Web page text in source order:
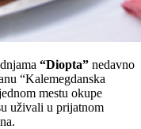
“Diopta” nedavno
“Kalemegdanska
mestu okupe
uživali u prijatnom